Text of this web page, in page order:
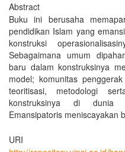
Abstract
Buku ini berusaha
pendidikan Islam yang
konstruksi
Sebagaimana umum
baru dalam konstruksinya
model; komunitas
teoritisasi, metodologi
konstruksinya di dunia
Emansipatoris meniscayakan
URI